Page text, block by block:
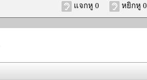
หยิกหู 0
แจกหู 0